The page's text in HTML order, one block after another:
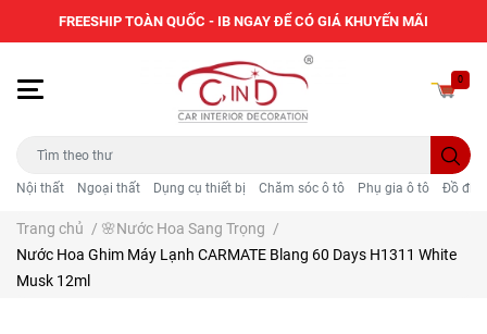
Nội thất Ngoại thất Dụng cụ thiết bị Chăm sóc ô tô Phụ gia ô tô Đồ
0
Trang chủ / 🌸Nước Hoa Sang Trọng /
Nước Hoa Ghim Máy Lạnh CARMATE Blang 60 Days H1311 White
Musk 12ml
FREESHIP TOÀN QUỐC - IB NGAY ĐỂ CÓ GIÁ KHUYẾN MÃI